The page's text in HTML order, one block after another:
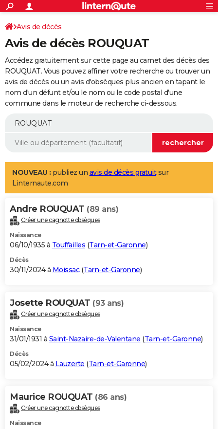
ACTUALITÉS
Politique
Société
Faits Divers
Education
Monde
Villes
+
SPORT
Coupe du monde 2026
Football
Tennis
Cyclisme
Rugby
Forum
Programme TV
TNT
Streaming
Cinéma
Sorties cinéma
Musique
+
FINANCE
Retraite
Epargne
Immobilier
Risques naturels par ville
Banque
Assurance
AUTO
Essais
Réserver un essai
Citadines
Berlines
SUV
Forum auto
+
Mobiles
Meilleur smartphone
Internet
Ordinateurs
Jeux vidéo
Guide high-tech
Aménagement intérieur
LIFESTYLE
Art de vivre
Bien-être
Loisirs
Mode
Modes de vie
Alimentation
Guide de la santé
Maladies
Médicaments
Sommeil
VOYAGE
Destinations
City break
Voyage nature
Voyage de noces
Forum
Climat
+PHOTO
GUIDES D'ACHAT
BONS PLANS
Carte de Noël
Carte Bonne année
Carte Saint-Valentin
Carte Pâques
Carte d'anniversaire
DICTIONNAIRE
Dictionnaire
Biographies
Citations
Expressions
Proverbes
PROGRAMME TV
S'inscrire
Se connecter
Lycées
Collèges
Primaires
Universités
Entreprises
Service militaire
Avis de recherche
AVIS DE DÉCÈS
Bricolage
Lifestyle
Culture
Sport
Auto
Television
Voyage
Cinema
Avis de décès
Avis de décès ROUQUAT
Accédez gratuitement sur cette page au carnet des décès des
ROUQUAT. Vous pouvez affiner votre recherche ou trouver un
avis de décès ou un avis d'obsèques plus ancien en tapant le
nom d'un défunt et/ou le nom ou le code postal d'une
commune dans le moteur de recherche ci-dessous.
NOUVEAU : publiez un avis de décès gratuitsur
Linternaute.com
Andre ROUQUAT (89 ans)
Créer une cagnotte obsèques
Naissance
06/10/1935 à Touffailles (Tarn-et-Garonne)
Décès
30/11/2024 à Moissac(Tarn-et-Garonne)
Josette ROUQUAT (93 ans)
Créer une cagnotte obsèques
Naissance
31/01/1931 à Saint-Nazaire-de-Valentane (Tarn-et-Garonne)
Décès
05/02/2024 à Lauzerte (Tarn-et-Garonne)
Maurice ROUQUAT (86 ans)
Créer une cagnotte obsèques
Naissance